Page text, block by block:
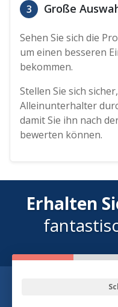
3 Große
Sehen Sie sich die
um einen besseren
bekommen.
Stellen Sie sich
Alleinunterhalter
damit Sie ihn nach
bewerten können.
Erhalten